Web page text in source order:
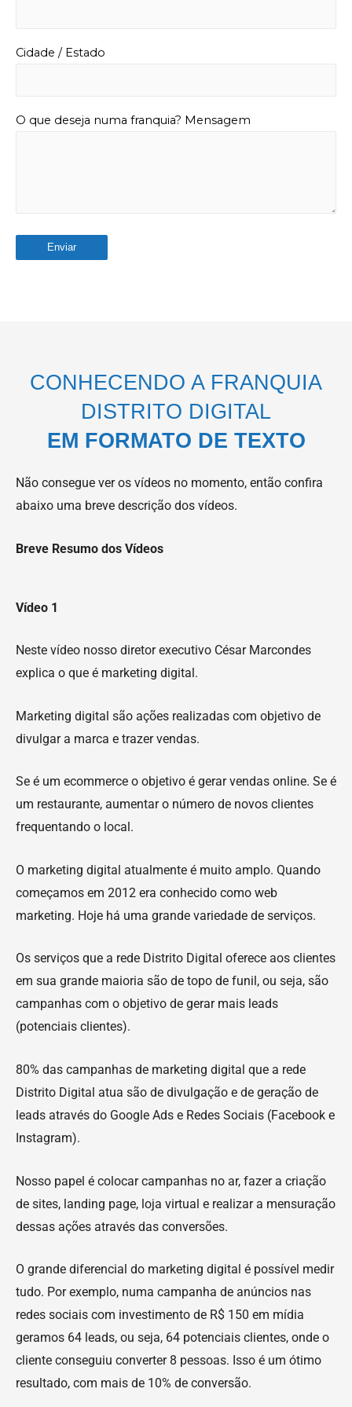
Cidade / Estado
O que deseja numa franquia? Mensagem
CONHECENDO A FRANQUIA
DISTRITO DIGITAL
EM FORMATO DE TEXTO
Não consegue ver os vídeos no momento, então confira
abaixo uma breve descrição dos vídeos.
Breve Resumo dos Vídeos
Vídeo 1
Neste vídeo nosso diretor executivo César Marcondes
explica o que é marketing digital.
Marketing digital são ações realizadas com objetivo de
divulgar a marca e trazer vendas.
Se é um ecommerce o objetivo é gerar vendas online. Se é
um restaurante, aumentar o número de novos clientes
frequentando o local.
O marketing digital atualmente é muito amplo. Quando
começamos em 2012 era conhecido como web
marketing. Hoje há uma grande variedade de serviços.
Os serviços que a rede Distrito Digital oferece aos clientes
em sua grande maioria são de topo de funil, ou seja, são
campanhas com o objetivo de gerar mais leads
(potenciais clientes).
80% das campanhas de marketing digital que a rede
Distrito Digital atua são de divulgação e de geração de
leads através do Google Ads e Redes Sociais (Facebook e
Instagram).
Nosso papel é colocar campanhas no ar, fazer a criação
de sites, landing page, loja virtual e realizar a mensuração
dessas ações através das conversões.
O grande diferencial do marketing digital é possível medir
tudo. Por exemplo, numa campanha de anúncios nas
redes sociais com investimento de R$ 150 em mídia
geramos 64 leads, ou seja, 64 potenciais clientes, onde o
cliente conseguiu converter 8 pessoas. Isso é um ótimo
resultado, com mais de 10% de conversão.